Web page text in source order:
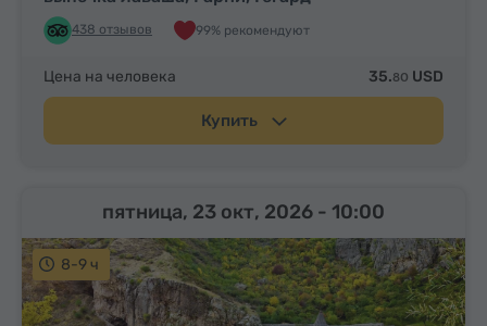
438 отзывов 99% рекомендуют
Цена на человека 35.80 USD
Купить
8-9 ч
пятница, 23 окт, 2026 - 10:00